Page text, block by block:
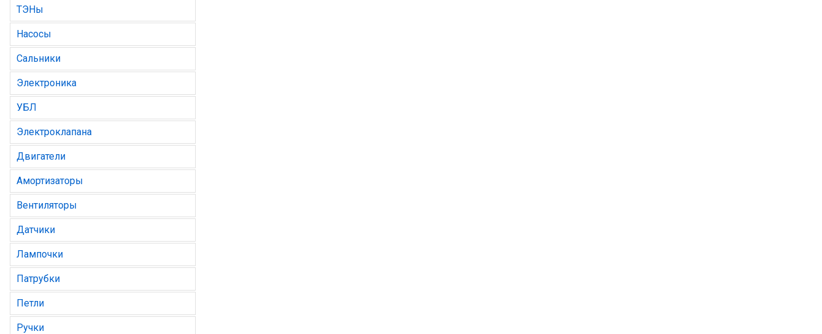
ТЭНы
Насосы
Сальники
Электроника
УБЛ
Электроклапана
Двигатели
Амортизаторы
Вентиляторы
Датчики
Лампочки
Патрубки
Петли
Ручки